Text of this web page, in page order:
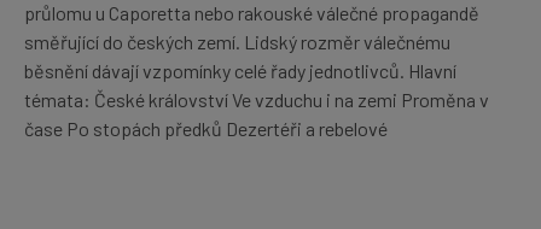
průlomu u Caporetta nebo rakouské válečné propagandě
směřující do českých zemí. Lidský rozměr válečnému
běsnění dávají vzpomínky celé řady jednotlivců. Hlavní
témata: České království Ve vzduchu i na zemi Proměna v
čase Po stopách předků Dezertéři a rebelové